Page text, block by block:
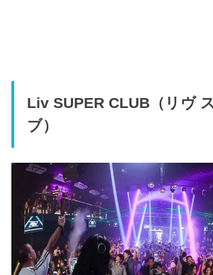
Liv SUPER CLUB（リヴ
ブ）